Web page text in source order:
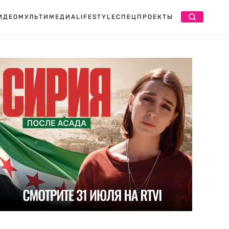
МУЛЬТИМЕДИА LIFESTYLEСПЕЦПРОЕКТЫ